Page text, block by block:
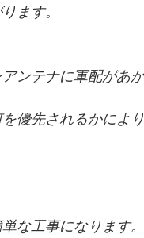
ます。
ンテナに軍配があが
優先されるかによ
な工事になります。